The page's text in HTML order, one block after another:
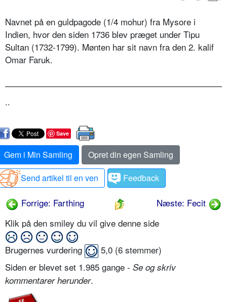
Navnet på en guldpagode (1/4 mohur) fra Mysore i
Indien, hvor den siden 1736 blev præget under Tipu
Sultan (1732-1799). Mønten har sit navn fra den 2. kalif
Omar Faruk.
..
Save
Gem i Min Samling
Opret din egen Samling
Send artikel til en ven
Feedback
Forrige: Farthing
Næste: Fecit
Klik på den smiley du vil give denne side
Brugernes vurdering 5,0 (6 stemmer)
Siden er blevet set 1.985 gange - Se og skriv
kommentarer herunder.